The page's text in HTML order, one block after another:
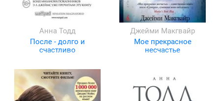
Анна Тодд
После - долго и
счастливо
Джейми Макгвайр
Мое прекрасное
несчастье